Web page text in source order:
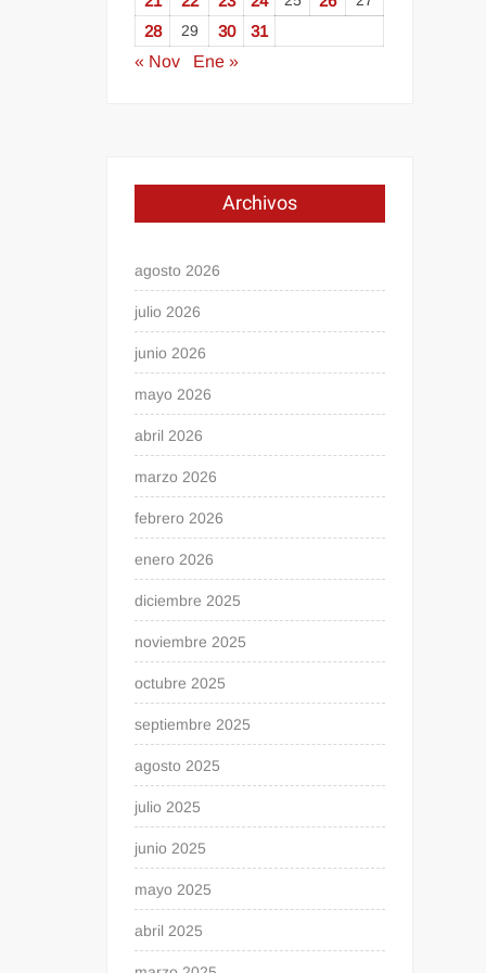
28 29 30
31
« Nov
Ene »
Archivos
agosto 2026
julio 2026
junio 2026
mayo 2026
abril 2026
marzo 2026
febrero 2026
enero 2026
diciembre 2025
noviembre 2025
octubre 2025
septiembre 2025
agosto 2025
julio 2025
junio 2025
mayo 2025
abril 2025